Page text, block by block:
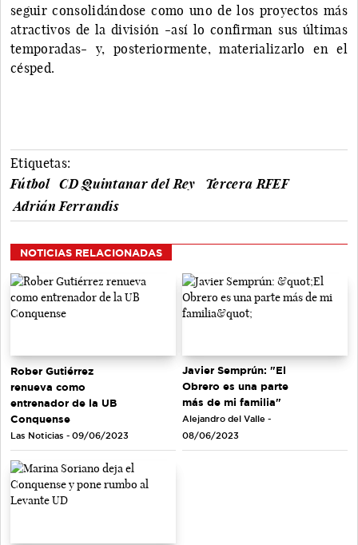
seguir consolidándose como uno de los proyectos más
atractivos de la división -así lo confirman sus últimas
temporadas- y, posteriormente, materializarlo en el
césped.
Etiquetas:
Fútbol
CD Quintanar del Rey
Tercera RFEF
Adrián Ferrandis
NOTICIAS RELACIONADAS
Rober Gutiérrez
renueva como
entrenador de la UB
Conquense
Las Noticias - 09/06/2023
Javier Semprún: "El
Obrero es una parte
más de mi familia"
Alejandro del Valle -
08/06/2023